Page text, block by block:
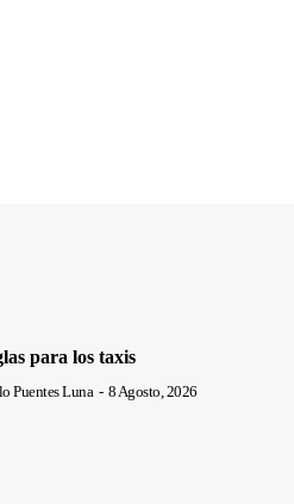
para los taxis
Puentes Luna - 8 Agosto, 2026